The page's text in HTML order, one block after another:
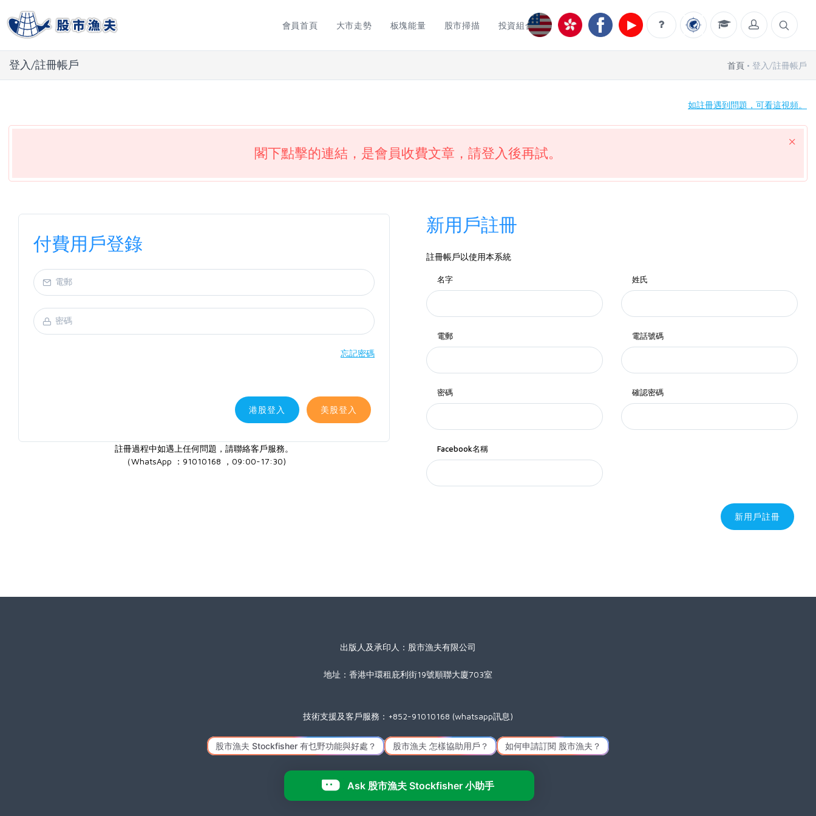
會員首頁 大市走勢 板塊能量 股市掃描 投資組合
登入/註冊帳戶 首頁 登入/註冊帳戶
如註冊遇到問題，可看這視頻。
閣下點擊的連結，是會員收費文章，請登入後再試。
付費用戶登錄
忘記密碼
港股登入 美股登入
註冊過程中如遇上任何問題，請聯絡客戶服務。
（WhatsApp ：91010168 ，09:00-17:30)
新用戶註冊
註冊帳戶以使用本系統
名字 姓氏
電郵 電話號碼
密碼 確認密碼
Facebook名稱
新用戶註冊
出版人及承印人：股市漁夫有限公司
地址：香港中環租庇利街19號順聯大廈703室
技術支援及客戶服務：+852-91010168 (whatsapp訊息)
星期一至五(公眾假期除外) 09:00 至 17:30
Icon made byFreepikfromwww.flaticon.com